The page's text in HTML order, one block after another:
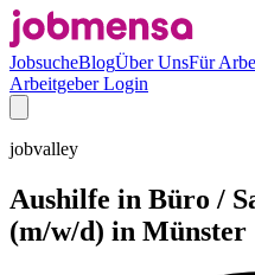
JobsucheBlogÜber UnsFür
Arbeitgeber Login
jobvalley
Aushilfe in Büro /
(m/w/d) in Münster